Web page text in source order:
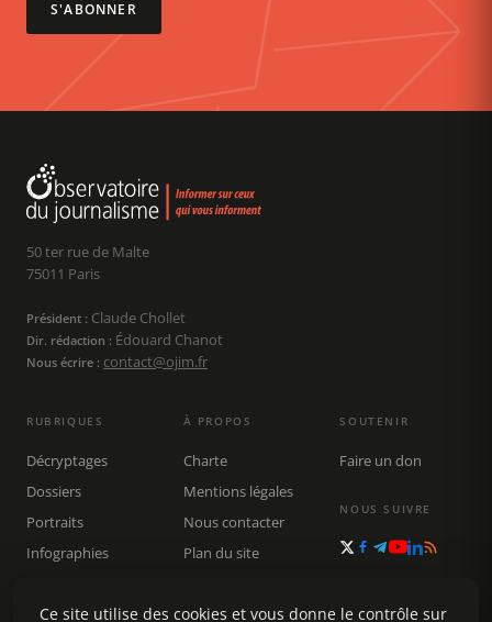
S'ABONNER
50 ter rue de Malte
75011 Paris
Président : Claude Chollet
Dir. rédaction : Édouard Chanot
Nous écrire : contact@ojim.fr
RUBRIQUES
Décryptages
Dossiers
Portraits
Infographies
Rechercher
À PROPOS
Charte
Mentions légales
Nous contacter
Plan du site
SOUTENIR
Faire un don
NOUS SUIVRE
Ce site utilise des cookies et vous donne le contrôle sur